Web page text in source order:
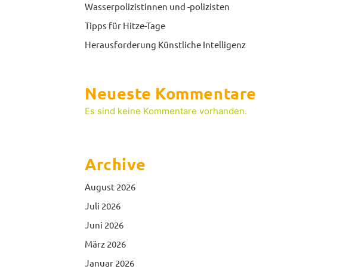
Wasserpolizistinnen und -polizisten
Tipps für Hitze-Tage
Herausforderung Künstliche Intelligenz
Neueste Kommentare
Es sind keine Kommentare vorhanden.
Archive
August 2026
Juli 2026
Juni 2026
März 2026
Januar 2026